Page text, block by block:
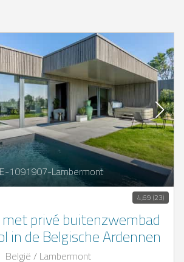
1091907-Lambermont
4,69 (23)
met privé buitenzwembad
in de Belgische Ardennen
België / Lambermont